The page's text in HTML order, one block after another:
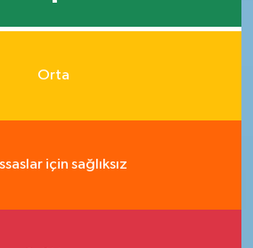
Orta
için sağlıksız